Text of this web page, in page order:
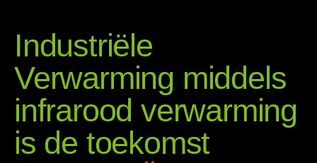
Industriële
Verwarming middels
infrarood verwarming
is de toekomst